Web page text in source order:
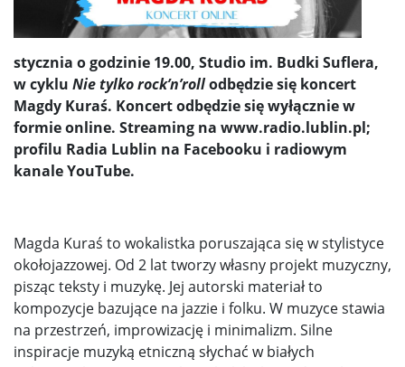
stycznia o godzinie 19.00, Studio im. Budki Suflera,
w cyklu Nie tylko rock’n’rollodbędzie się koncert
Magdy Kuraś. Koncert odbędzie się wyłącznie w
formie online. Streaming na www.radio.lublin.pl;
profilu Radia Lublin na Facebooku i radiowym
kanale YouTube.
Magda Kuraś to wokalistka poruszająca się w stylistyce
okołojazzowej. Od 2 lat tworzy własny projekt muzyczny,
pisząc teksty i muzykę. Jej autorski materiał to
kompozycje bazujące na jazzie i folku. W muzyce stawia
na przestrzeń, improwizację i minimalizm. Silne
inspiracje muzyką etniczną słychać w białych